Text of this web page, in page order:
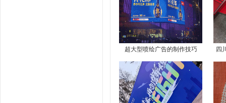
超大型喷绘广告的制作技巧 四